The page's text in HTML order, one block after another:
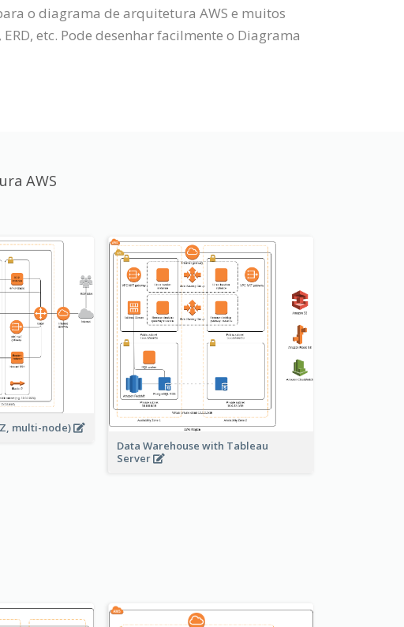
o diagrama de arquitetura AWS e muitos
etc. Pode desenhar facilmente o Diagrama
AWS
multi-node)
Data Warehouse with Tableau
Server